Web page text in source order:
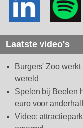
Laatste video's
Burgers' Zoo
wereld
Spelen bij Beelen
euro voor
Video: